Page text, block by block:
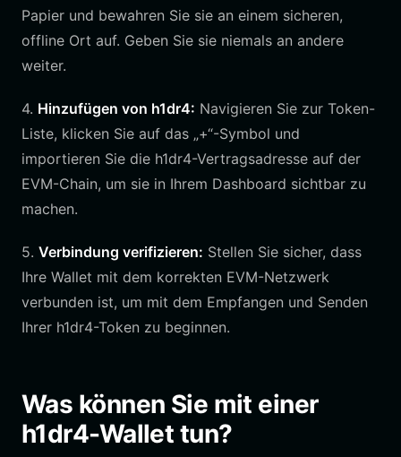
Papier und bewahren Sie sie an einem sicheren,
offline Ort auf. Geben Sie sie niemals an andere
weiter.
4. Hinzufügen von h1dr4: Navigieren Sie zur Token-
Liste, klicken Sie auf das „+“-Symbol und
importieren Sie die h1dr4-Vertragsadresse auf der
EVM-Chain, um sie in Ihrem Dashboard sichtbar zu
machen.
5. Verbindung verifizieren: Stellen Sie sicher, dass
Ihre Wallet mit dem korrekten EVM-Netzwerk
verbunden ist, um mit dem Empfangen und Senden
Ihrer h1dr4-Token zu beginnen.
Was können Sie mit einer
h1dr4-Wallet tun?